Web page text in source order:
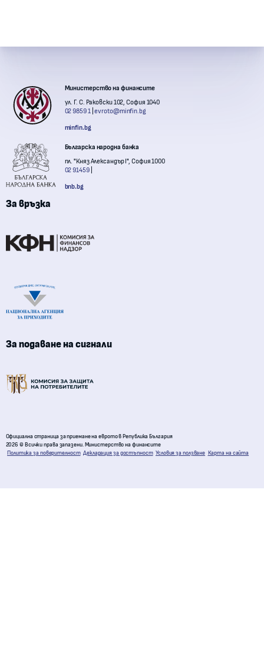
Контакти с институции
Министерство на финансите
ул. Г. С. Раковски 102, София 1040
02 9859 1
evroto@minfin.bg
minfin.bg
Българска народна банка
пл. "Княз Александър I", София 1000
02 91459
bnb.bg
За връзка
За подаване на сигнали
Официална страница за приемане на еврото в Република България
2026 © Всички права запазени. Министерство на финансите
Политика за поверителност Декларация за достъпност Условия за ползване Карта на сайта